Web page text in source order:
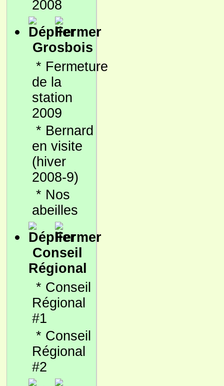
2008
Grosbois
* Fermeture
de la
station
2009
* Bernard
en visite
(hiver
2008-9)
* Nos
abeilles
Conseil
Régional
* Conseil
Régional
#1
* Conseil
Régional
#2